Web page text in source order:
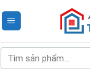
to
Tìm
kiếm: